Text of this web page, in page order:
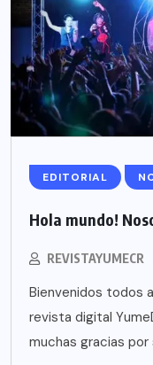
EDITORIAL
Hola mundo!
REVISTAYUMECR
Bienvenidos todos
revista digital
muchas gracias por